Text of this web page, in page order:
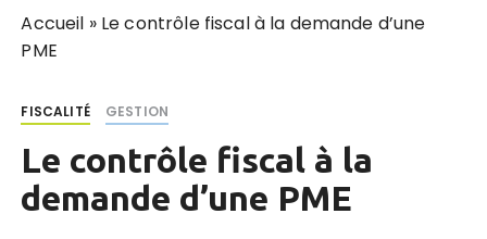
Accueil » Le contrôle fiscal à la demande d’une
PME
FISCALITÉ GESTION
Le contrôle fiscal à la
demande d’une PME